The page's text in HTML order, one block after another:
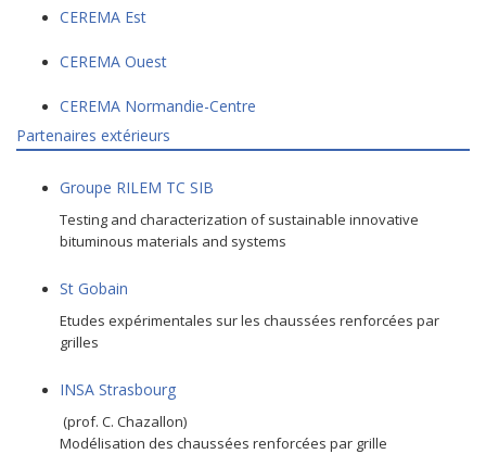
CEREMA Est
CEREMA Ouest
CEREMA Normandie-Centre
Partenaires extérieurs
Groupe RILEM TC SIB
Testing and characterization of sustainable innovative
bituminous materials and systems
St Gobain
Etudes expérimentales sur les chaussées renforcées par
grilles
INSA Strasbourg
(prof. C. Chazallon)
Modélisation des chaussées renforcées par grille